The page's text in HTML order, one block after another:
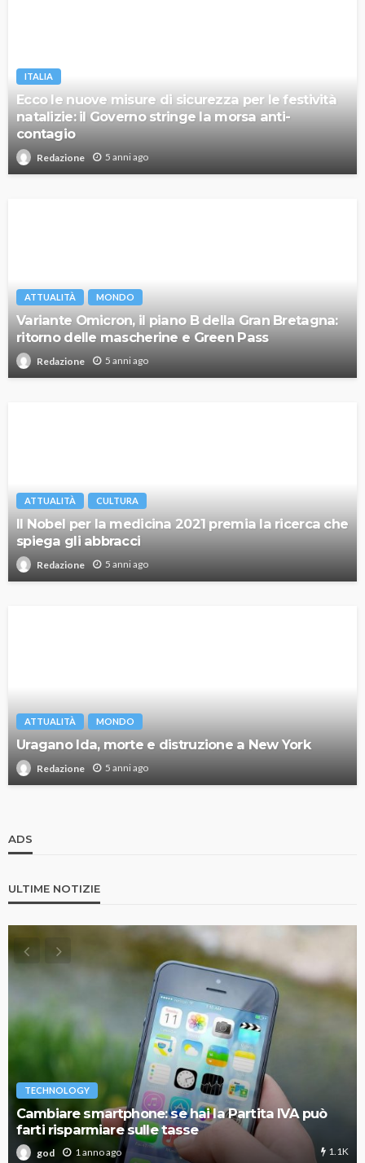
ITALIA
Ecco le nuove misure di sicurezza per le festività
natalizie: il Governo stringe la morsa anti-
contagio
Redazione 5 anni ago
ATTUALITÀ MONDO
Variante Omicron, il piano B della Gran Bretagna:
ritorno delle mascherine e Green Pass
Redazione 5 anni ago
ATTUALITÀ CULTURA
Il Nobel per la medicina 2021 premia la ricerca che
spiega gli abbracci
Redazione 5 anni ago
ATTUALITÀ MONDO
Uragano Ida, morte e distruzione a New York
Redazione 5 anni ago
ADS
ULTIME NOTIZIE
TECHNOLOGY
Cambiare smartphone: se hai la Partita IVA può
farti risparmiare sulle tasse
god 1 anno ago 1.1K